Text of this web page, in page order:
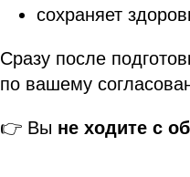
сохраняет
Сразу после
по вашему
👉 Вы не ходите с